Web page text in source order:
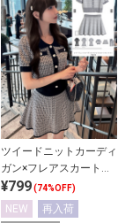
ツイードニットカーディ
ガン×フレアスカートセ
ットアップ
¥799(74%OFF)
NEW
再入荷